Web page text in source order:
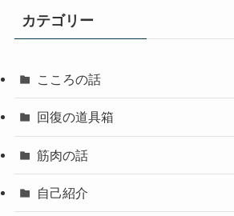
カテゴリー
こころの話
回復の道具箱
筋肉の話
自己紹介